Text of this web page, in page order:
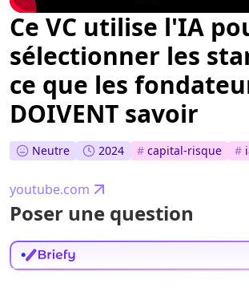
Ce VC utilise l'IA
sélectionner les
ce que les
DOIVENT savoir
Neutre 2024 # capital-risque #
youtube.com
Poser une question